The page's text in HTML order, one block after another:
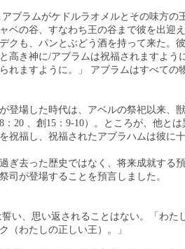
アブラムがケドルラオメルとその味方
ベの谷、すなわち王の谷まで彼を出迎
クも、パンとぶどう酒を持って来た。
高き神に/アブラムは祝福されますよう
れますように。」 アブラムはすべての
登場した時代は、アベルの祭祀以来、
：20 、創15：9-10）。ところが、他と
祝福し、祝福されたアブラハムは彼に
ぎ去った歴史ではなく、将来成就する
司が登場することを預言しました。
誓い、思い返されることはない。「わた
（わたしの正しい王）。」